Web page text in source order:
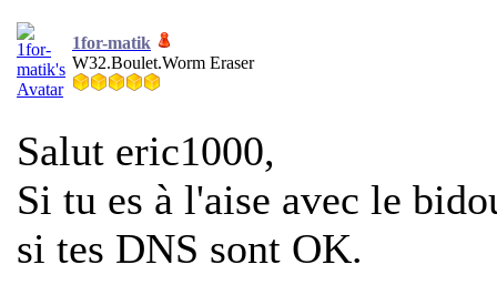
1for-matik
W32.Boulet.Worm Eraser
Salut eric1000,
Si tu es à l'aise avec le
si tes DNS sont OK.